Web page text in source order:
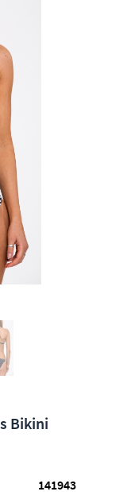
Bikini
141943